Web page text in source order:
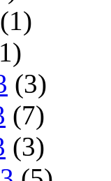
(1)
(3)
(7)
(3)